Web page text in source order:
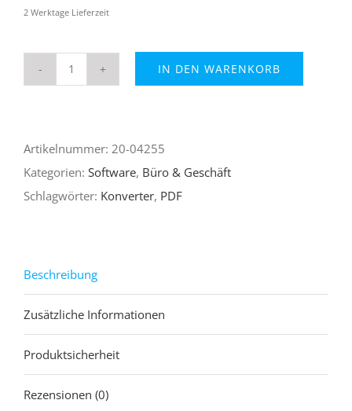
2 Werktage Lieferzeit
Menge
IN DEN WARENKORB
Artikelnummer: 20-04255
Kategorien: Software, Büro & Geschäft
Schlagwörter: Konverter, PDF
Beschreibung
Zusätzliche Informationen
Produktsicherheit
Rezensionen (0)